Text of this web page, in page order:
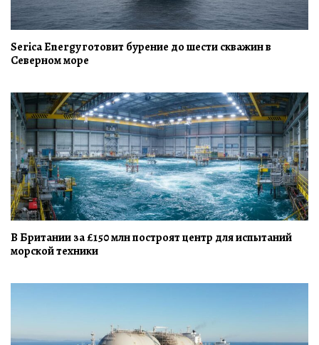
Serica Energy готовит бурение до шести скважин в
Северном море
В Британии за £150 млн построят центр для испытаний
морской техники